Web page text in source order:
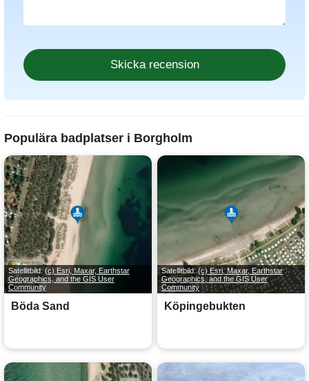
Populära badplatser i Borgholm
Satellitbild:(c) Esri, Maxar, Earthstar
Geographics, and the GIS User
Community
Böda Sand
Satellitbild:(c) Esri, Maxar, Earthstar
Geographics, and the GIS User
Community
Köpingebukten